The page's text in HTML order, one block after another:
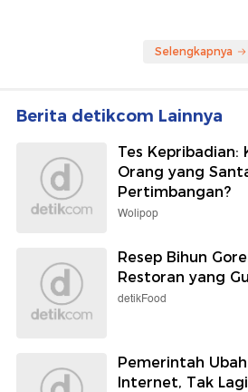
Selengkapnya
Berita detikcom Lainnya
Tes Kepribadian:
Orang yang
Pertimbangan?
Wolipop
Resep Bihun
Restoran yang
detikFood
Pemerintah
Internet, Tak